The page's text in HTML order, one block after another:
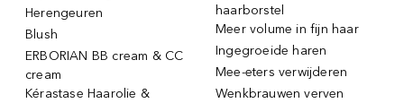
Herengeuren
Blush
ERBORIAN BB cream & CC
cream
Kérastase Haarolie &
haarborstel
Meer volume in fijn haar
Ingegroeide haren
Mee-eters verwijderen
Wenkbrauwen verven